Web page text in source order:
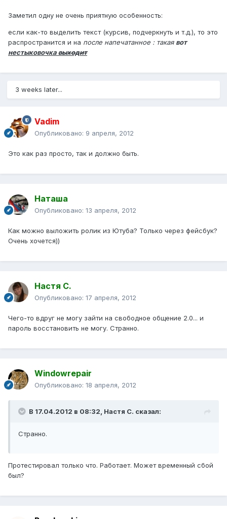
Заметил одну не очень приятную особенность:
если как-то выделить текст (курсив, подчеркнуть и т.д.), то это
распространится и на после напечатанное : такая вот
нестыковочкавыходит
3 weeks later...
Vadim
Опубликовано: 9 апреля, 2012
Это как раз просто, так и должно быть.
Наташа
Опубликовано: 13 апреля, 2012
Как можно выложить ролик из Ютуба? Только через фейсбук?
Очень хочется))
Настя С.
Опубликовано: 17 апреля, 2012
Чего-то вдруг не могу зайти на свободное общение 2.0... и
пароль восстановить не могу. Странно.
Windowrepair
Опубликовано: 18 апреля, 2012
В 17.04.2012 в 08:32, Настя С. сказал:
Странно.
Протестировал только что. Работает. Может временный сбой
был?